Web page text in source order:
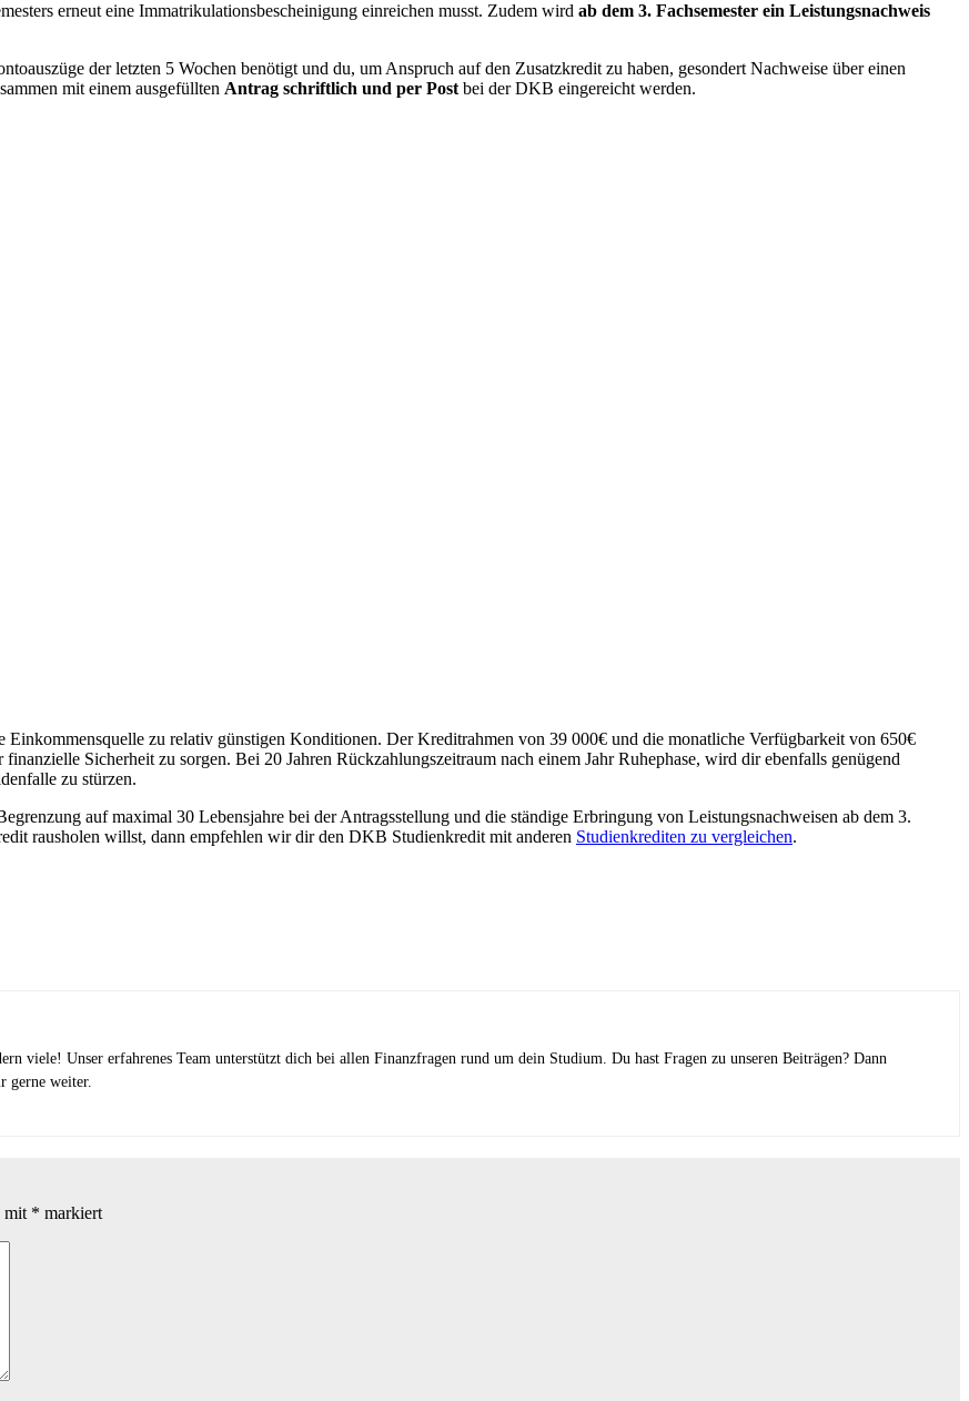
erneut eine Immatrikulationsbescheinigung einreichen musst. Zudem wird ab dem 3. Fachsemester ein Leistungsnachweis
der letzten 5 Wochen benötigt und du, um Anspruch auf den Zusatzkredit zu haben, gesondert Nachweise über einen
mit einem ausgefüllten Antrag schriftlich und per Post bei der DKB eingereicht werden.
zu relativ günstigen Konditionen. Der Kreditrahmen von 39 000€ und die monatliche Verfügbarkeit von 650€
Sicherheit zu sorgen. Bei 20 Jahren Rückzahlungszeitraum nach einem Jahr Ruhephase, wird dir ebenfalls genügend
zu stürzen.
auf maximal 30 Lebensjahre bei der Antragsstellung und die ständige Erbringung von Leistungsnachweisen ab dem 3.
rausholen willst, dann empfehlen wir dir den DKB Studienkredit mit anderen Studienkrediten zu vergleichen.
viele! Unser erfahrenes Team unterstützt dich bei allen Finanzfragen rund um dein Studium. Du hast Fragen zu unseren Beiträgen? Dann
gerne weiter.
mit * markiert